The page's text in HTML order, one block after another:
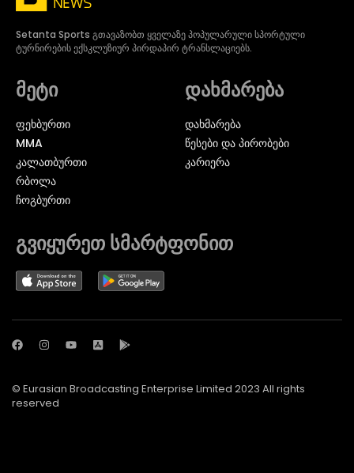
Setanta Sports გთავაზობთ ყველაზე პოპულარული სპორტული
ტურნირების ექსკლუზიურ პირდაპირ ტრანსლაციებს.
მეტი
ᲤᲔᲮᲑᲣᲠᲗᲘ
MMA
ᲙᲐᲚᲐᲗᲑᲣᲠᲗᲘ
ᲠᲑᲝᲚᲐ
ᲩᲝᲒᲑᲣᲠᲗᲘ
დახმარება
დახმარება
წესები და პირობები
კარიერა
გვიყურეთ სმარტფონით
© Eurasian Broadcasting Enterprise Limited 2023 All rights
reserved